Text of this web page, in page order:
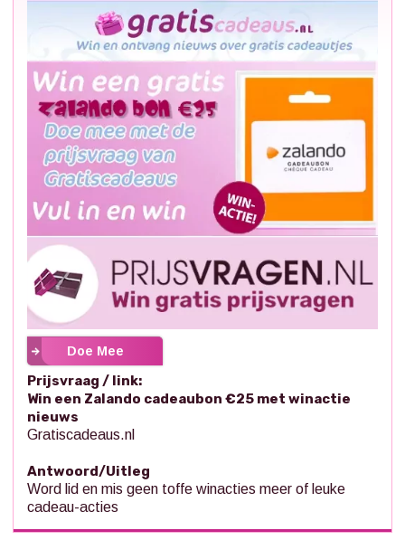
Doe Mee
Prijsvraag / link:
Win een Zalando cadeaubon €25 met winactie
nieuws
Gratiscadeaus.nl
Antwoord/Uitleg
Word lid en mis geen toffe winacties meer of leuke
cadeau-acties